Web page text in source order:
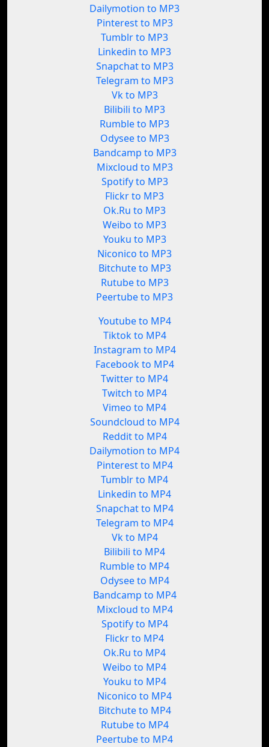
Dailymotion to MP3
Pinterest to MP3
Tumblr to MP3
Linkedin to MP3
Snapchat to MP3
Telegram to MP3
Vk to MP3
Bilibili to MP3
Rumble to MP3
Odysee to MP3
Bandcamp to MP3
Mixcloud to MP3
Spotify to MP3
Flickr to MP3
Ok.Ru to MP3
Weibo to MP3
Youku to MP3
Niconico to MP3
Bitchute to MP3
Rutube to MP3
Peertube to MP3
Youtube to MP4
Tiktok to MP4
Instagram to MP4
Facebook to MP4
Twitter to MP4
Twitch to MP4
Vimeo to MP4
Soundcloud to MP4
Reddit to MP4
Dailymotion to MP4
Pinterest to MP4
Tumblr to MP4
Linkedin to MP4
Snapchat to MP4
Telegram to MP4
Vk to MP4
Bilibili to MP4
Rumble to MP4
Odysee to MP4
Bandcamp to MP4
Mixcloud to MP4
Spotify to MP4
Flickr to MP4
Ok.Ru to MP4
Weibo to MP4
Youku to MP4
Niconico to MP4
Bitchute to MP4
Rutube to MP4
Peertube to MP4